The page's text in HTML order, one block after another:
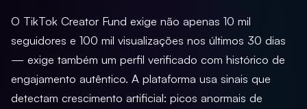
O TikTok Creator Fund exige não apenas 10 mil
seguidores e 100 mil visualizações nos últimos 30 dias
— exige também um perfil verificado com histórico de
engajamento autêntico. A plataforma usa sinais que
detectam crescimento artificial: picos anormais de